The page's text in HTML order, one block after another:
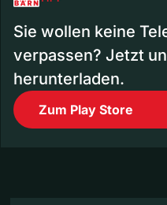
Sie wollen keine
verpassen? Jetzt
herunterladen.
Zum Play Store